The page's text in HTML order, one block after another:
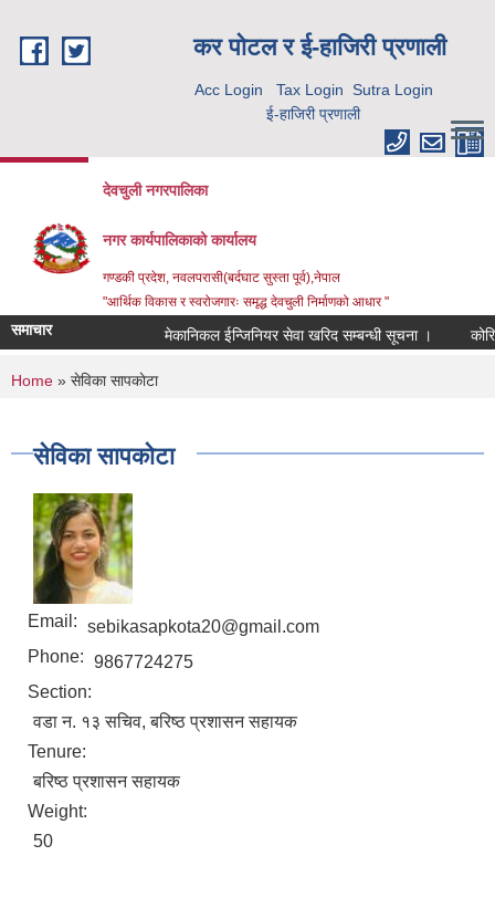
कर पाेटल र ई-हाजिरी प्रणाली
Acc Login Tax Login Sutra Login
ई-हाजिरी प्रणाली
देवचुली नगरपालिका
नगर कार्यपालिकाको कार्यालय
गण्डकी प्रदेश, नवलपरासी(बर्दघाट सुस्ता पूर्व),नेपाल
"आर्थिक विकास र स्वरोजगारः समृद्ध देवचुली निर्माणको आधार "
समाचार मेकानिकल ईन्जिनियर सेवा खरिद सम्बन्धी सूचना ।
You are here
Home » सेविका सापकाेटा
सेविका सापकाेटा
Email: sebikasapkota20@gmail.com
Phone: 9867724275
Section:
वडा न. १३ सचिव, बरिष्ठ प्रशासन सहायक
Tenure:
बरिष्ठ प्रशासन सहायक
Weight:
50